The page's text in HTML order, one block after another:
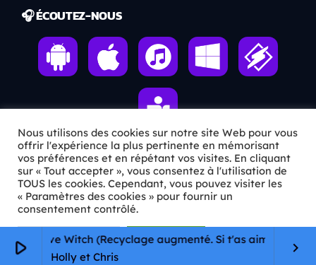
play_arrowLove Witch (Recyclage augmenté. Si t'as aimé
Holly et Chris
keyboard_arrow_right
🎧 ÉCOUTEZ-NOUS
ℹ️ INFOS PRATIQUES
✉️Contact
🦊Qui sommes-nous ?
📄
Mentions légales
Nous utilisons des cookies sur notre site Web pour vous
offrir l'expérience la plus pertinente en mémorisant
vos préférences et en répétant vos visites. En cliquant
sur « Tout accepter », vous consentez à l'utilisation de
TOUS les cookies. Cependant, vous pouvez visiter les
« Paramètres des cookies » pour fournir un
consentement contrôlé.
Paramètres Cookie Tout accepter